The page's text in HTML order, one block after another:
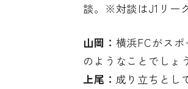
談。※対談はJ1リー
山岡： 横浜FCがス
のようなことでしょ
上尾： 成り立ちとし